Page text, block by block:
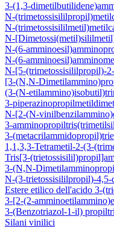
3-(1,3-
N-
N-
N-
N-(6-
N-(6-
N-[5-(trimetossisililpropil)-
[3-(N,N-
(3-(N-
3-
N-[2-(N-
3-
3-
1,1,3,3-Tetrametil-2-(3-
Tris[3-
3-(N,N-
N-(3-trietossisililpropil)-
Estere etilico dell'acido 3-
3-[2-(2-
3-(Benzotriazol-1-il)
Silani vinilici